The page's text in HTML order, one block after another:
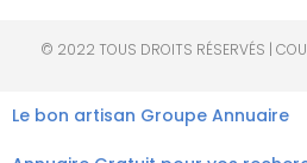
© 2022 TOUS DROITS RÉSERVÉS |
Le bon artisan Groupe Annuaire